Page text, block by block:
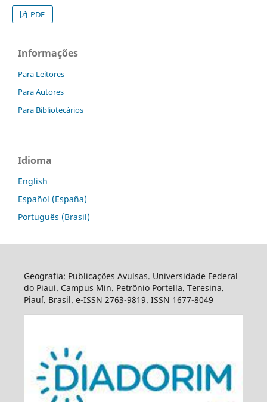
PDF
Informações
Para Leitores
Para Autores
Para Bibliotecários
Idioma
English
Español (España)
Português (Brasil)
Geografia: Publicações Avulsas. Universidade Federal
do Piauí. Campus Min. Petrônio Portella. Teresina.
Piauí. Brasil. e-ISSN 2763-9819. ISSN 1677-8049